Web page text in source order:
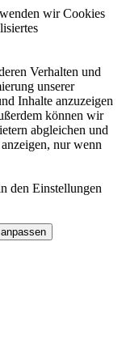
wir Cookies
Verhalten und
unserer
Inhalte anzuzeigen
können wir
abgleichen und
nur wenn
den Einstellungen